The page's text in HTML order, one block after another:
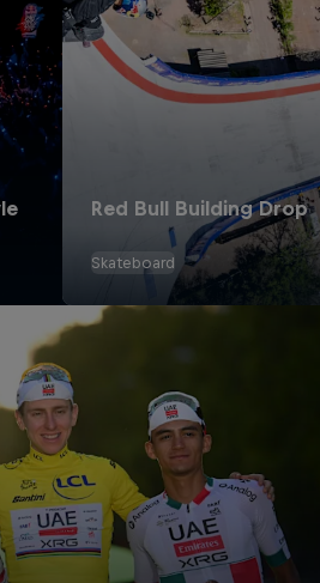
Red Bull Building Drop
Skateboard